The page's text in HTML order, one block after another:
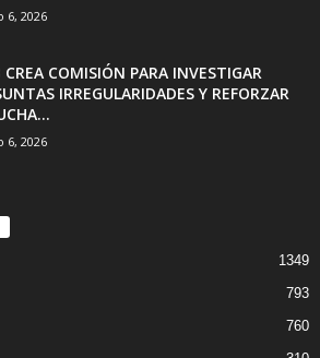
6, 2026
CREA COMISIÓN PARA INVESTIGAR
IRREGULARIDADES Y REFORZAR
6, 2026
1349
793
760